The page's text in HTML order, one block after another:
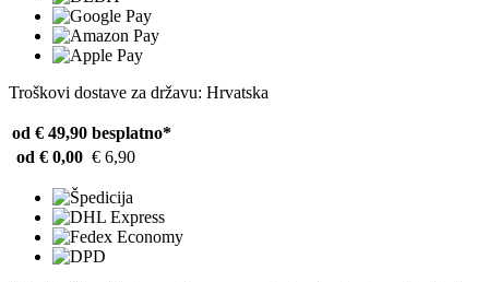
Troškovi dostave za državu: Hrvatska
od € 49,90 besplatno*
od € 0,00 € 6,90